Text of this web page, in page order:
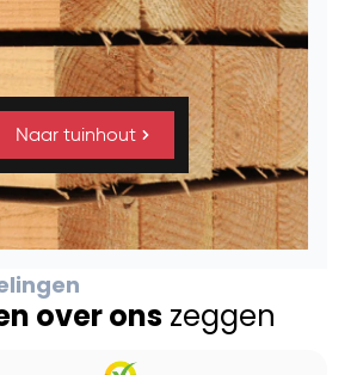
Naar tuinhout
over ons zeggen